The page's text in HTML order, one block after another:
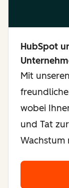
HubSpot
Mit
wobei
und Tat
Wachstum